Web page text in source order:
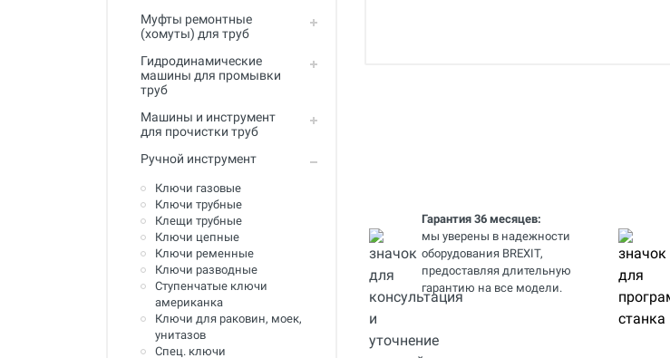
Ручной инструмент
Труборезы и ножницы для труб
сварки пластиковых труб
монтажа металлопластиковых,
Инструмент для пайки, сварки и
резки. Припой и флюс
Оборудование для сварки
полимеров
Оборудование для
телеинспекции трубопроводов
Малая дорожная техника
Муфты ремонтные
(хомуты) для труб
Гидродинамические
машины для промывки
труб
Машины и инструмент
для прочистки труб
Ручной инструмент
Ключи газовые
Ключи трубные
Клещи трубные
Ключи цепные
Ключи ременные
Ключи разводные
Ступенчатые ключи
американка
Ключи для раковин, моек,
унитазов
Спец. ключи
Гарантия 36 месяцев:
мы уверены в надежности
оборудования BREXIT,
предоставляя длительную
гарантию на все модели.